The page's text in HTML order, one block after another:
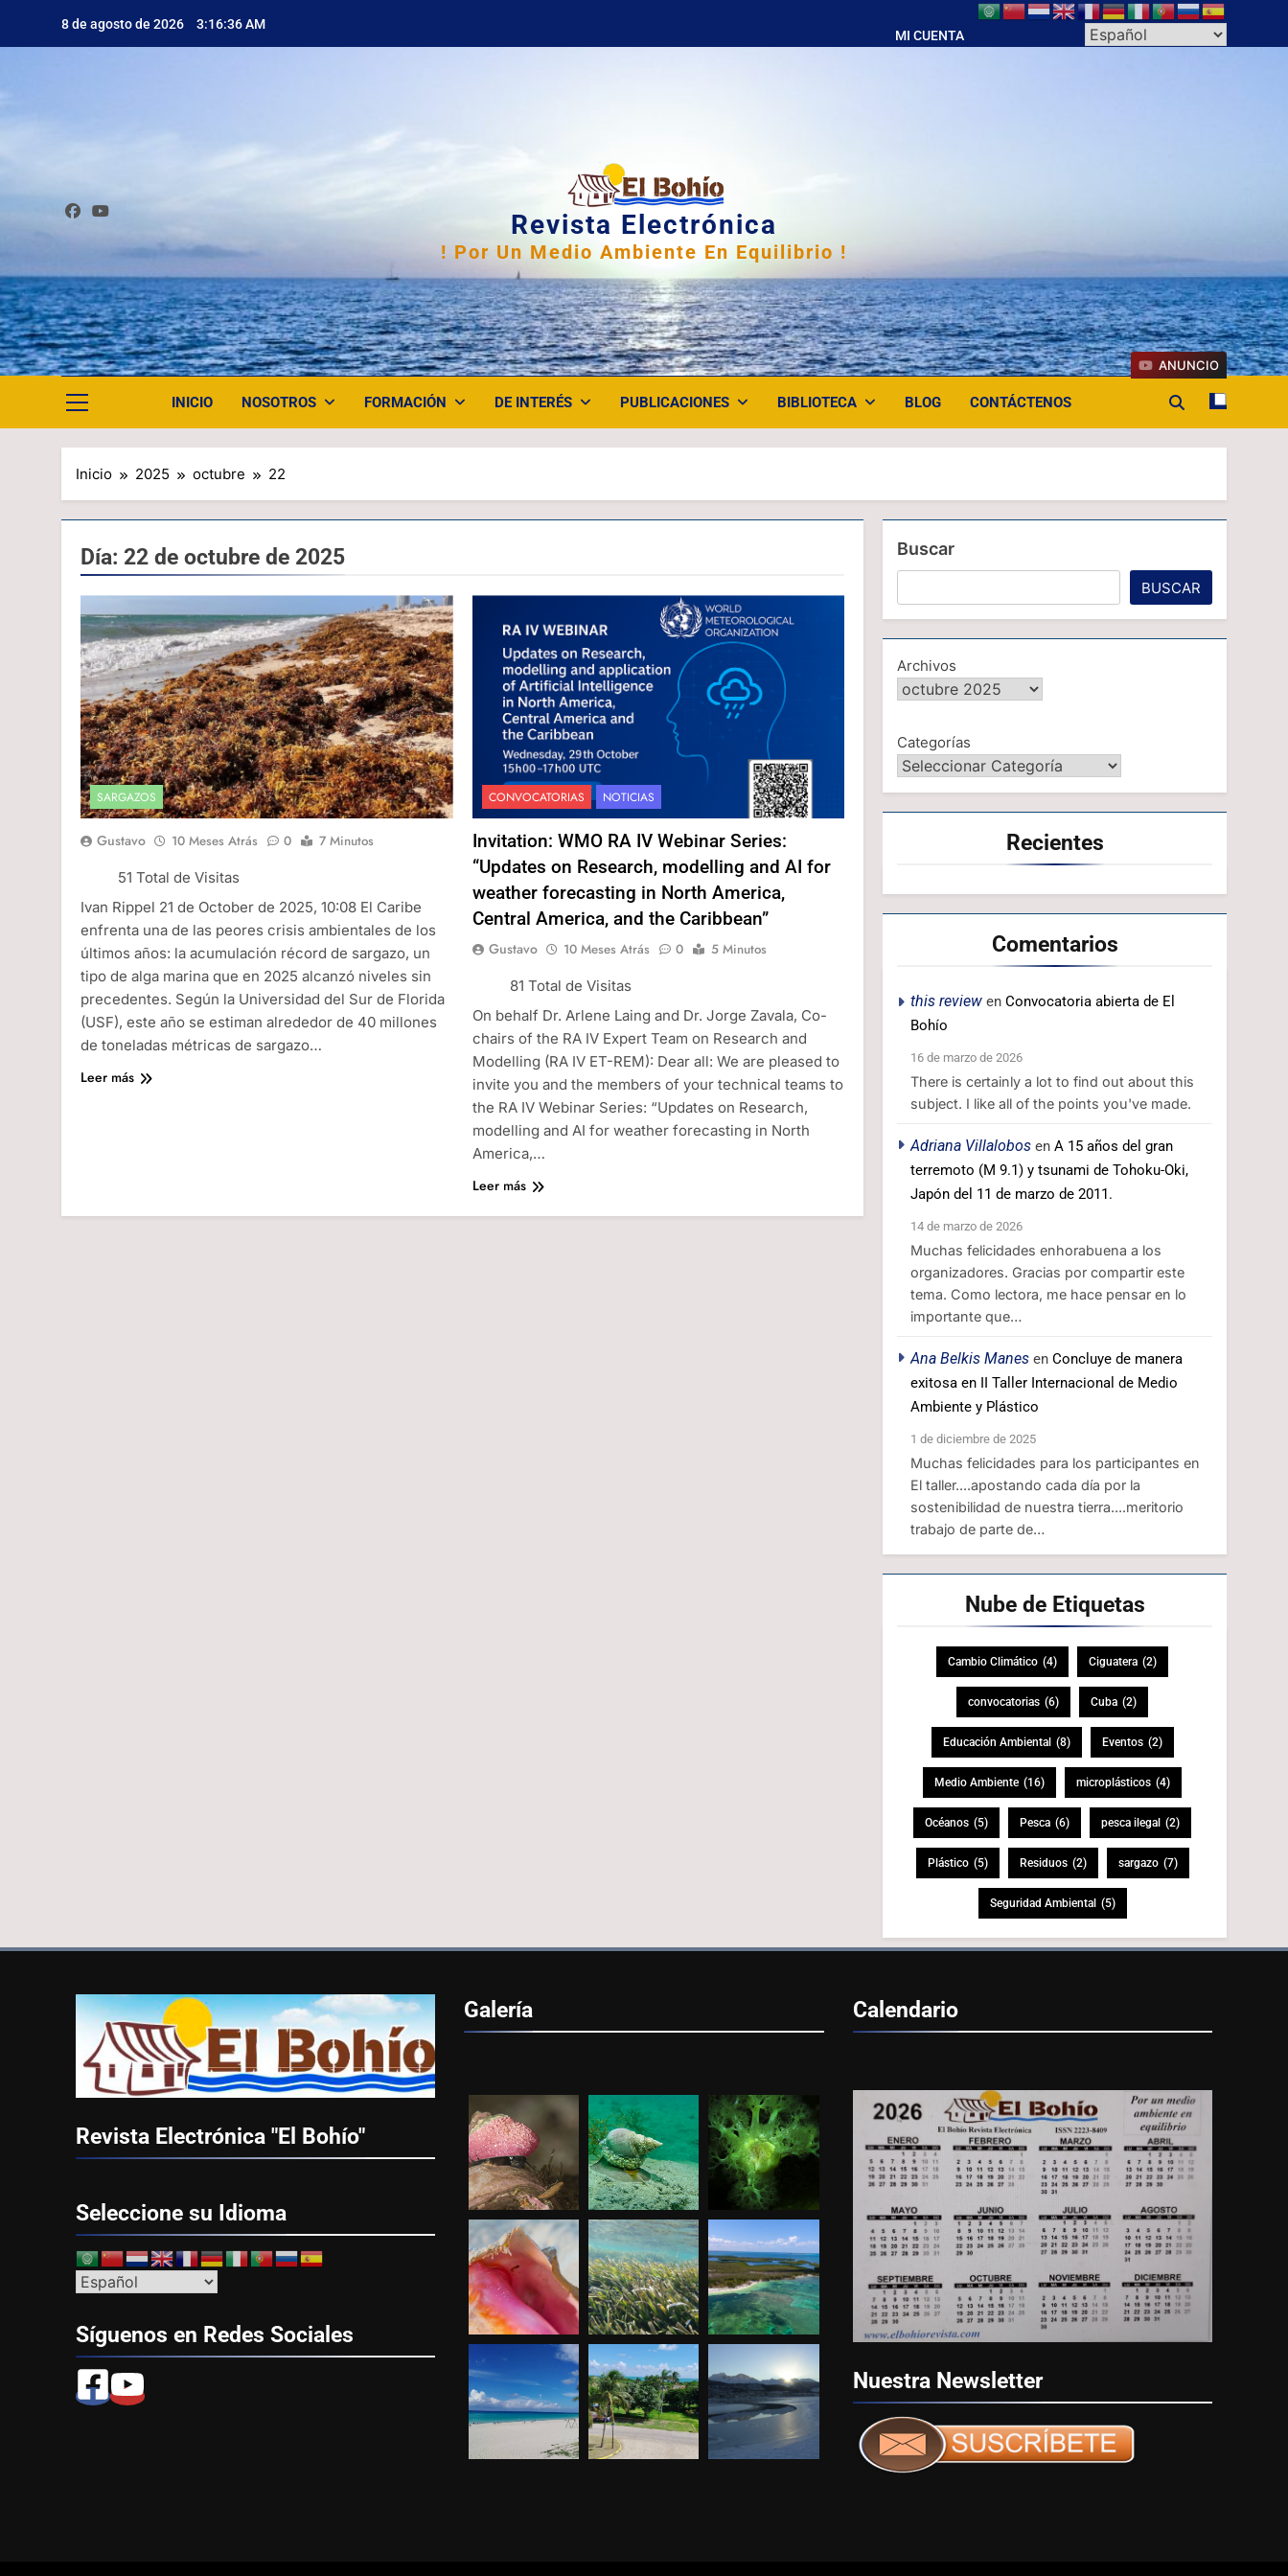
8 de agosto de 2026 3:16:37 AM
MI CUENTA
Revista Electrónica
! Por Un Medio Ambiente En Equilibrio !
INICIO NOSOTROS FORMACIÓN DE INTERÉS PUBLICACIONES BIBLIOTECA BLOG CONTÁCTENOS
ANUNCIO
Inicio 2025 octubre 22
Día: 22 de octubre de 2025
SARGAZOS
Gustavo 10 Meses Atrás 0
7 Minutos
51 Total de Visitas
Ivan Rippel 21 de October de 2025, 10:08 El Caribe
enfrenta una de las peores crisis ambientales de los
últimos años: la acumulación récord de sargazo, un
tipo de alga marina que en 2025 alcanzó niveles sin
precedentes. Según la Universidad del Sur de Florida
(USF), este año se estiman alrededor de 40 millones
de toneladas métricas de sargazo…
Leer más
CONVOCATORIAS NOTICIAS
Invitation: WMO RA IV Webinar Series:
“Updates on Research, modelling and AI for
weather forecasting in North America,
Central America, and the Caribbean”
Gustavo 10 Meses Atrás 0
5 Minutos
81 Total de Visitas
On behalf Dr. Arlene Laing and Dr. Jorge Zavala, Co-
chairs of the RA IV Expert Team on Research and
Modelling (RA IV ET-REM): Dear all: We are pleased to
invite you and the members of your technical teams to
the RA IV Webinar Series: “Updates on Research,
modelling and AI for weather forecasting in North
America,…
Leer más
Buscar
BUSCAR
Archivos
Categorías
Recientes
Comentarios
this review enConvocatoria abierta de El
Bohío
16 de marzo de 2026
There is certainly a lot to find out about this
subject. I like all of the points you've made.
Adriana Villalobos enA 15 años del gran
terremoto (M 9.1) y tsunami de Tohoku-Oki,
Japón del 11 de marzo de 2011.
14 de marzo de 2026
Muchas felicidades enhorabuena a los
organizadores. Gracias por compartir este
tema. Como lectora, me hace pensar en lo
importante que…
Ana Belkis Manes enConcluye de manera
exitosa en II Taller Internacional de Medio
Ambiente y Plástico
1 de diciembre de 2025
Muchas felicidades para los participantes en
El taller....apostando cada día por la
sostenibilidad de nuestra tierra....meritorio
trabajo de parte de…
Nube de Etiquetas
Cambio Climático (4) Ciguatera (2)
convocatorias (6) Cuba (2)
Educación Ambiental (8) Eventos (2)
Medio Ambiente (16) microplásticos (4)
Océanos (5) Pesca (6) pesca ilegal (2)
Plástico (5) Residuos (2) sargazo (7)
Seguridad Ambiental (5)
Revista Electrónica "El Bohío"
Seleccione su Idioma
Síguenos en Redes Sociales
Galería Calendario
Nuestra Newsletter